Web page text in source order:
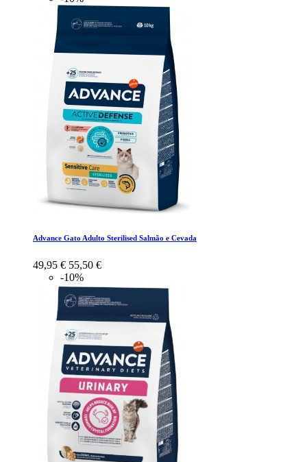
Advance Gato Adulto Sterilised Salmão e Cevada
49,95 € 55,50 €
-10%